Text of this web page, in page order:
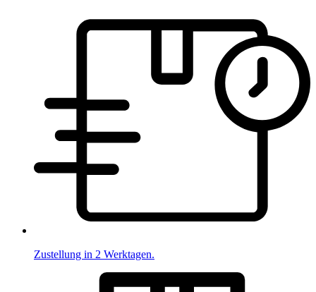
Zustellung in 2 Werktagen.